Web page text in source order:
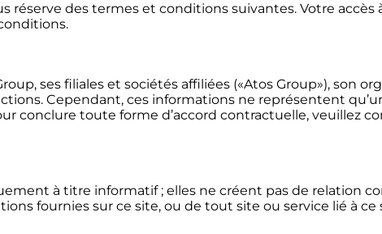
réserve des termes et conditions suivantes. Votre accès
ses filiales et sociétés affiliées («Atos Group»), son
Cependant, ces informations ne représentent
conclure toute forme d’accord contractuelle, veuillez
à titre informatif ; elles ne créent pas de relation
fournies sur ce site, ou de tout site ou service lié à ce